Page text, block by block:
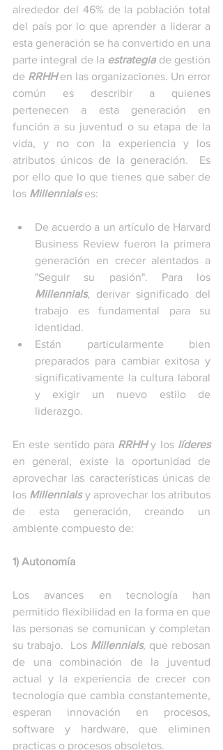
alrededor del 46% de la población total
del país por lo que aprender a liderar a
esta generación se ha convertido en una
parte integral de la estrategia de gestión
de RRHH en las organizaciones. Un error
común es describir a quienes
pertenecen a esta generación en
función a su juventud o su etapa de la
vida, y no con la experiencia y los
atributos únicos de la generación.  Es
por ello que lo que tienes que saber de
los Millennials es:
De acuerdo a un artículo de Harvard
Business Review fueron la primera
generación en crecer alentados a
Millennials, derivar significado del
trabajo es fundamental para su
identidad.
Están particularmente bien
preparados para cambiar exitosa y
significativamente la cultura laboral
y exigir un nuevo estilo de
liderazgo.
En este sentido para RRHH y los líderes
en general, existe la oportunidad de
aprovechar las características únicas de
los Millennials y aprovechar los atributos
de esta generación, creando un
ambiente compuesto de:
1) Autonomía
Los avances en tecnología han
permitido flexibilidad en la forma en que
las personas se comunican y completan
su trabajo.  Los Millennials, que rebosan
de una combinación de la juventud
actual y la experiencia de crecer con
tecnología que cambia constantemente,
esperan innovación en procesos,
software y hardware, que eliminen
practicas o procesos obsoletos.